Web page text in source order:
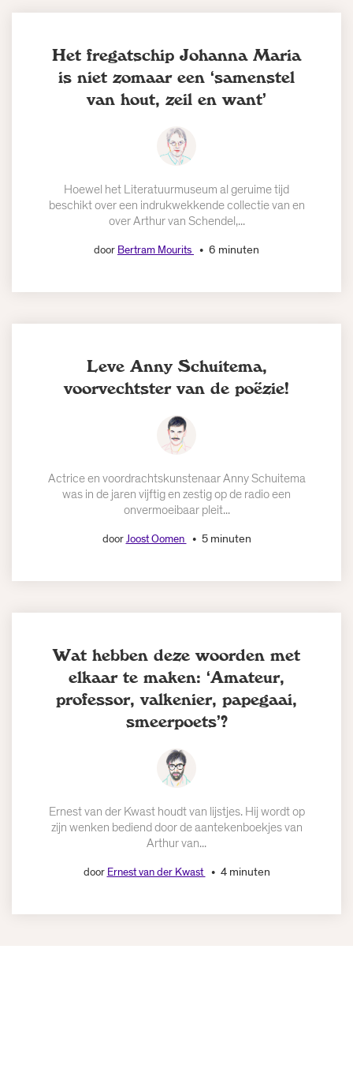
Het fregatschip Johanna Maria
is niet zomaar een ‘samenstel
van hout, zeil en want’
Hoewel het Literatuurmuseum al geruime tijd
beschikt over een indrukwekkende collectie van en
over Arthur van Schendel,...
door Bertram Mourits 6 minuten
Leve Anny Schuitema,
voorvechtster van de poëzie!
Actrice en voordrachtskunstenaar Anny Schuitema
was in de jaren vijftig en zestig op de radio een
onvermoeibaar pleit...
doorJoost Oomen 5 minuten
Wat hebben deze woorden met
elkaar te maken: ‘Amateur,
professor, valkenier, papegaai,
smeerpoets’?
Ernest van der Kwast houdt van lijstjes. Hij wordt op
zijn wenken bediend door de aantekenboekjes van
Arthur van...
door Ernest van der Kwast 4 minuten